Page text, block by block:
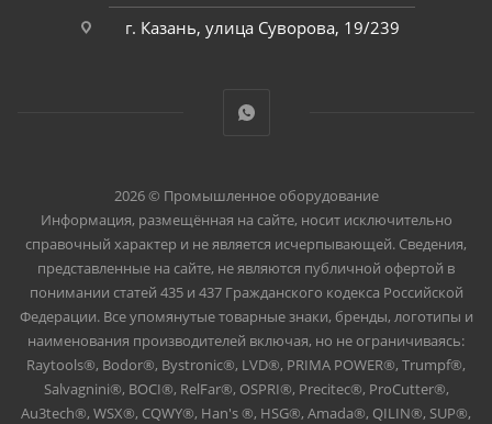
г. Казань, улица Суворова, 19/239
2026 © Промышленное оборудование
Информация, размещённая на сайте, носит исключительно
справочный характер и не является исчерпывающей. Сведения,
представленные на сайте, не являются публичной офертой в
понимании статей 435 и 437 Гражданского кодекса Российской
Федерации. Все упомянутые товарные знаки, бренды, логотипы и
наименования производителей включая, но не ограничиваясь:
Raytools®, Bodor®, Bystronic®, LVD®, PRIMA POWER®, Trumpf®,
Salvagnini®, BOCI®, RelFar®, OSPRI®, Precitec®, ProCutter®,
Au3tech®, WSX®, CQWY®, Han's ®, HSG®, Amada®, QILIN®, SUP®,